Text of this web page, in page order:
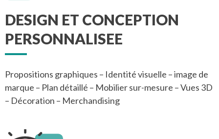
DESIGN ET CONCEPTION
PERSONNALISEE
Propositions graphiques – Identité visuelle – image de
marque – Plan détaillé – Mobilier sur-mesure – Vues 3D
– Décoration – Merchandising